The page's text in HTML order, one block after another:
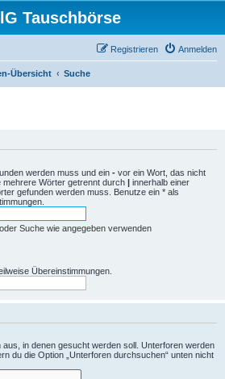
Tauschbörse
Anmelden
Registrieren
Übersicht Suche
werden muss und ein - vor ein Wort, das nicht
mehrere Wörter getrennt durch | innerhalb einer
gefunden werden muss. Benutze ein * als
Suche wie angegeben verwenden
Übereinstimmungen.
in denen gesucht werden soll. Unterforen werden
du die Option „Unterforen durchsuchen“ unten nicht